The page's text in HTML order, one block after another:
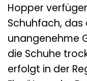
Hopper
Schuhfach,
unangenehme
die Schuhe
erfolgt in der